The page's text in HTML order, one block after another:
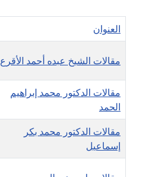
العنوان
مقالات الشيخ عبده أحمد الأقرع
مقالات الدكتور محمد إبراهيم
الحمد
مقالات الدكتور محمد بكر
إسماعيل